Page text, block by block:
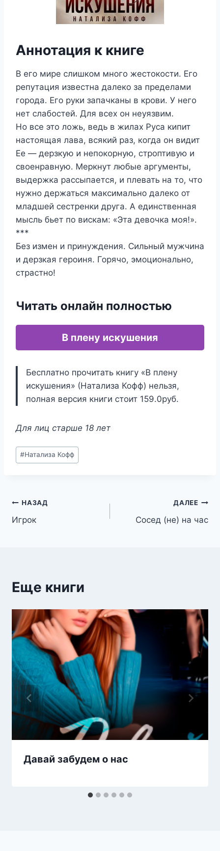
Аннотация к книге
В его мире слишком много жестокости. Его
репутация известна далеко за пределами
города. Его руки запачканы в крови. У него
нет слабостей. Для всех он неуязвим.
Но все это ложь, ведь в жилах Руса кипит
настоящая лава, всякий раз, когда он видит
Ее — дерзкую и непокорную, строптивую и
своенравную. Меркнут любые аргументы,
выдержка рассыпается, и плевать на то, что
нужно держаться максимально далеко от
младшей сестренки друга. А единственная
мысль бьет по вискам: «Эта девочка моя!».
***
Без измен и принуждения. Сильный мужчина
и дерзкая героиня. Горячо, эмоционально,
страстно!
Читать онлайн полностью
В плену искушения
Бесплатно прочитать книгу «В плену
искушения» (Натализа Кофф) нельзя,
полная версия книги стоит 159.0руб.
Для лиц старше 18 лет
Метки
записи:
#Натализа Кофф
Навигация
по
НАЗАД
Игрок
ДАЛЕЕ
Сосед (не) на час
Еще книги
Давай забудем о нас